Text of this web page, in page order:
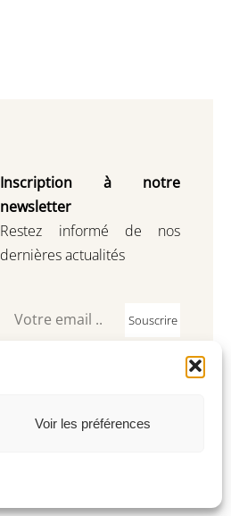
Voir les préférences
Inscription à notre
newsletter
Restez informé de nos
dernières actualités
Souscrire